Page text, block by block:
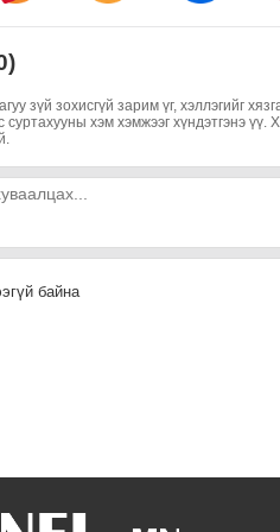
зүй зохисгүй зарим үг, хэллэгийг
хэм хэмжээг хүндэтгэнэ үү.
байна